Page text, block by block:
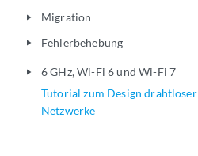
play_arrow Migration
play_arrow Fehlerbehebung
play_arrow
6 GHz, Wi-Fi 6 und Wi-Fi 7
Tutorial zum Design drahtloser
Netzwerke